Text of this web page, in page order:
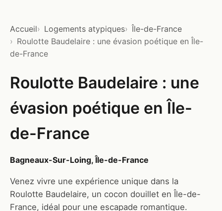
Accueil Logements atypiques
Île-de-France
Roulotte Baudelaire : une évasion poétique en Île-
de-France
Roulotte Baudelaire : une
évasion poétique en Île-
de-France
Bagneaux-Sur-Loing, Île-de-France
Venez vivre une expérience unique dans la
Roulotte Baudelaire, un cocon douillet en Île-de-
France, idéal pour une escapade romantique.